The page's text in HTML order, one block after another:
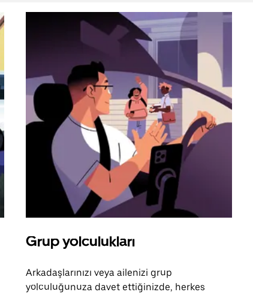
Grup yolculukları
Arkadaşlarınızı veya ailenizi grup
yolculuğunuza davet ettiğinizde, herkes